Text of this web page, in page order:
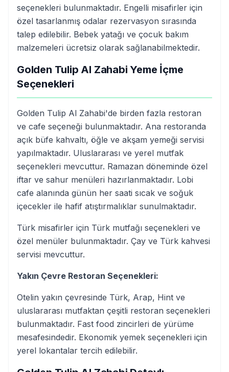
seçenekleri bulunmaktadır. Engelli misafirler için
özel tasarlanmış odalar rezervasyon sırasında
talep edilebilir. Bebek yatağı ve çocuk bakım
malzemeleri ücretsiz olarak sağlanabilmektedir.
Golden Tulip Al Zahabi Yeme İçme
Seçenekleri
Golden Tulip Al Zahabi'de birden fazla restoran
ve cafe seçeneği bulunmaktadır. Ana restoranda
açık büfe kahvaltı, öğle ve akşam yemeği servisi
yapılmaktadır. Uluslararası ve yerel mutfak
seçenekleri mevcuttur. Ramazan döneminde özel
iftar ve sahur menüleri hazırlanmaktadır. Lobi
cafe alanında günün her saati sıcak ve soğuk
içecekler ile hafif atıştırmalıklar sunulmaktadır.
Türk misafirler için Türk mutfağı seçenekleri ve
özel menüler bulunmaktadır. Çay ve Türk kahvesi
servisi mevcuttur.
Yakın Çevre Restoran Seçenekleri:
Otelin yakın çevresinde Türk, Arap, Hint ve
uluslararası mutfaktan çeşitli restoran seçenekleri
bulunmaktadır. Fast food zincirleri de yürüme
mesafesindedir. Ekonomik yemek seçenekleri için
yerel lokantalar tercih edilebilir.